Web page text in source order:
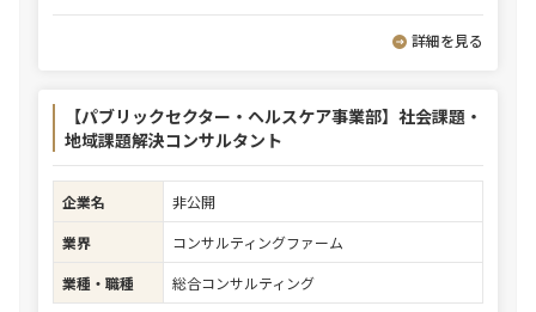
詳細を見る
【パブリックセクター・ヘルスケア事業部】社会課題・
地域課題解決コンサルタント
企業名
非公開
業界
コンサルティングファーム
業種・職種
総合コンサルティング